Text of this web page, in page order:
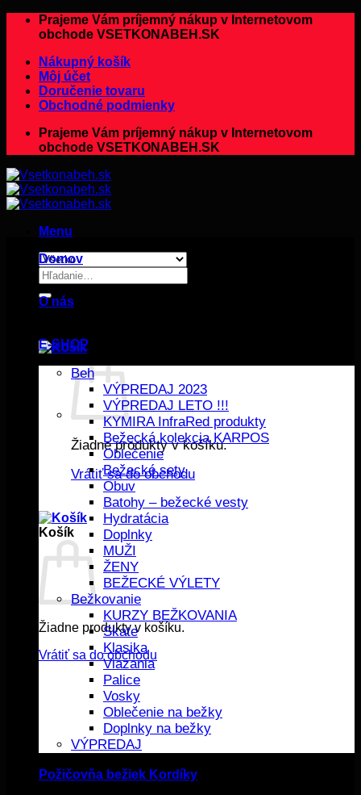
PreskočiťPrajeme Vám príjemný nákup v Internetovom
obchode VSETKONABEH.SK
Nákupný košík
Môj účet
Doručenie tovaru
Obchodné podmienky
Prajeme Vám príjemný nákup v Internetovom
obchode VSETKONABEH.SK
Menu
Hľadať:
Žiadne produkty v košíku.
Vrátiť sa do obchodu
Košík
Žiadne produkty v košíku.
Vrátiť sa do obchodu
Domov
O nás
E-SHOP
Beh
VÝPREDAJ 2023
VÝPREDAJ LETO !!!
KYMIRA InfraRed produkty
Bežecká kolekcia KARPOS
Oblečenie
Bežecké sety
Obuv
Batohy – bežecké vesty
Hydratácia
Doplnky
MUŽI
ŽENY
BEŽECKÉ VÝLETY
Bežkovanie
KURZY BEŽKOVANIA
Skate
Klasika
Viazania
Palice
Vosky
Oblečenie na bežky
Doplnky na bežky
VÝPREDAJ
Požičovňa bežiek Kordíky